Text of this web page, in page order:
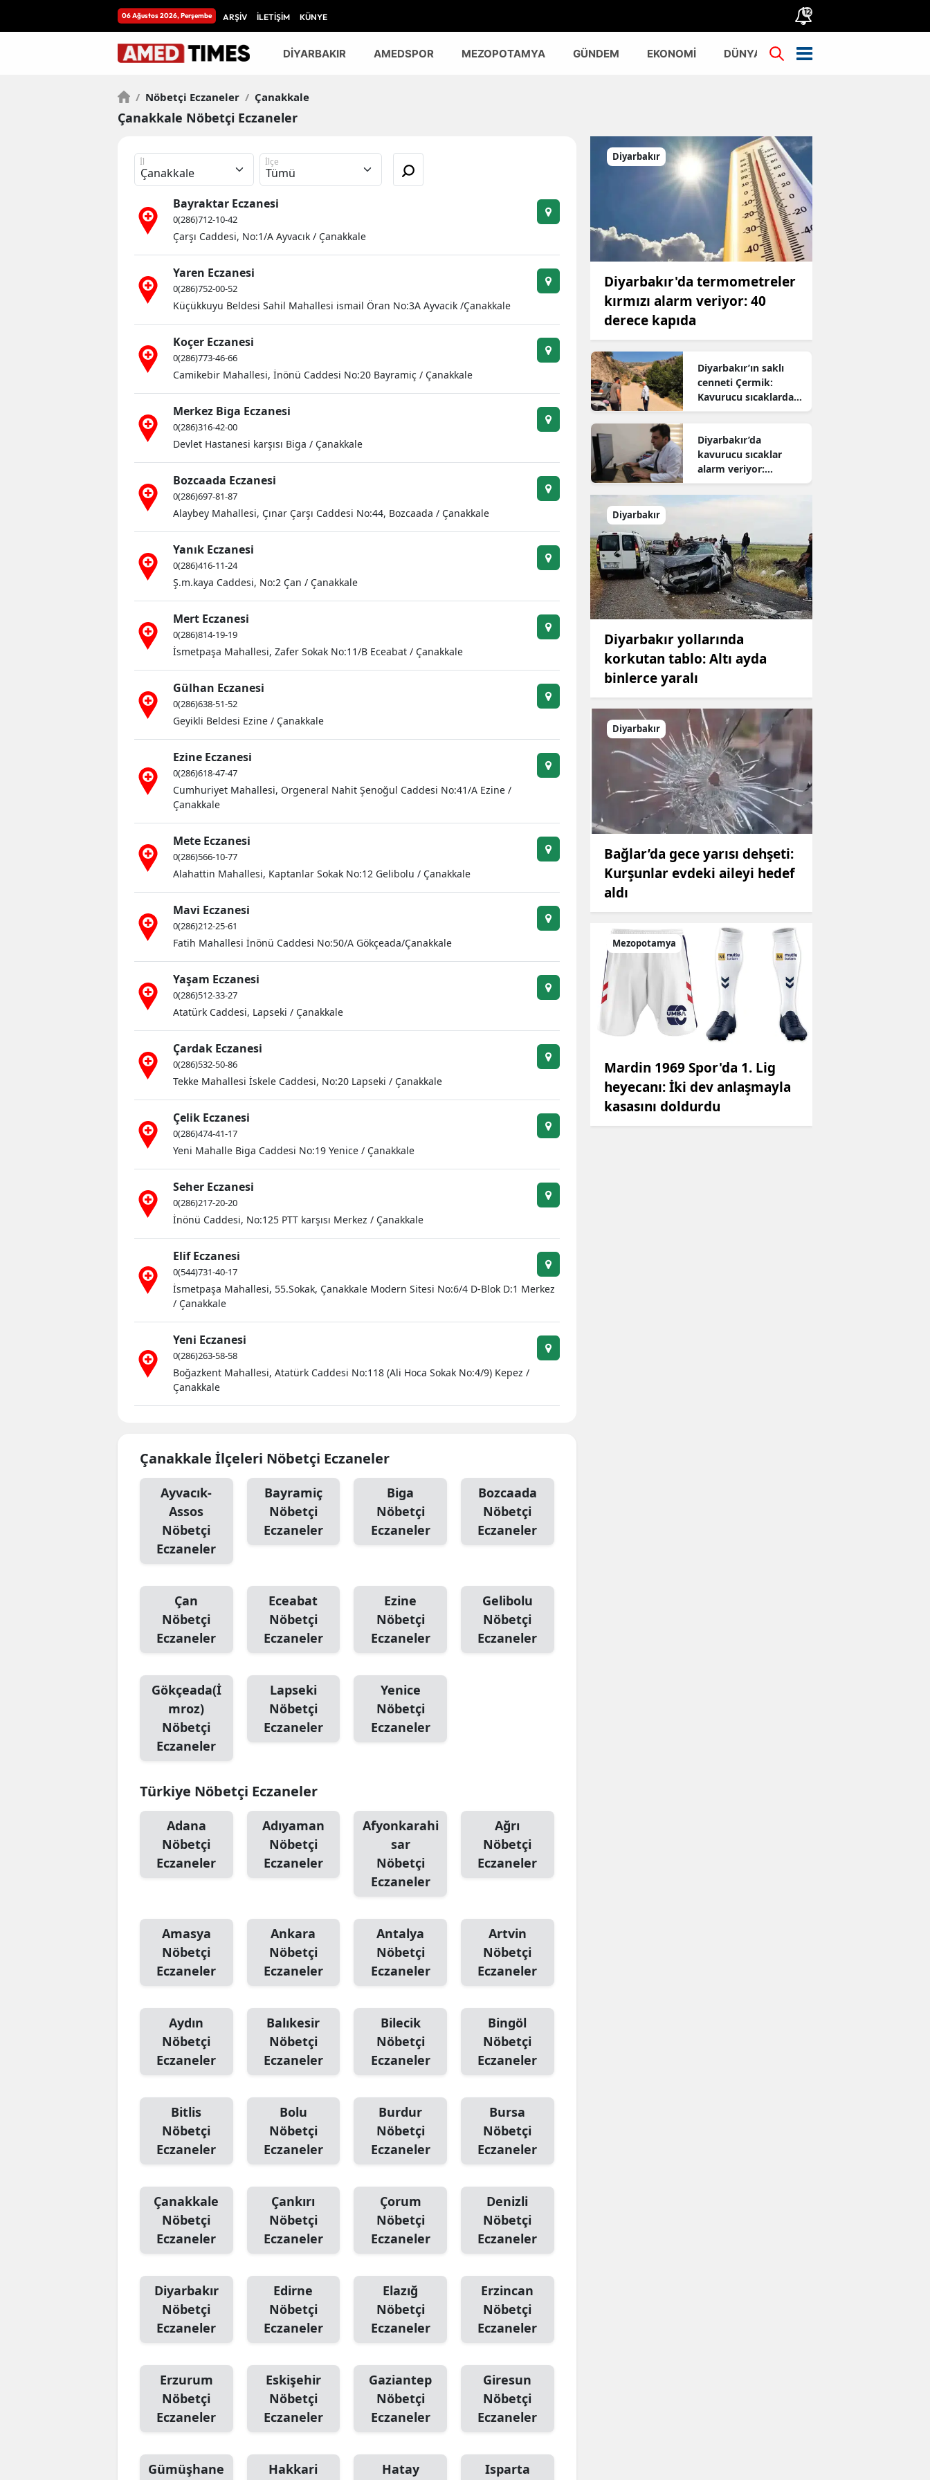
06 Ağustos 2026, Perşembe ARŞİV İLETİŞİM KÜNYE 12
DİYARBAKIR AMEDSPOR MEZOPOTAMYA GÜNDEM EKONOMİ DÜNYA TÜRKİYE
/ Nöbetçi Eczaneler / Çanakkale
Çanakkale Nöbetçi Eczaneler
İl İlçe
Bayraktar Eczanesi
0(286)712-10-42
Çarşı Caddesi, No:1/A Ayvacık / Çanakkale
Yaren Eczanesi
0(286)752-00-52
Küçükkuyu Beldesi Sahil Mahallesi ismail Öran No:3A Ayvacik /Çanakkale
Koçer Eczanesi
0(286)773-46-66
Camikebir Mahallesi, İnönü Caddesi No:20 Bayramiç / Çanakkale
Merkez Biga Eczanesi
0(286)316-42-00
Devlet Hastanesi karşısı Biga / Çanakkale
Bozcaada Eczanesi
0(286)697-81-87
Alaybey Mahallesi, Çınar Çarşı Caddesi No:44, Bozcaada / Çanakkale
Yanık Eczanesi
0(286)416-11-24
Ş.m.kaya Caddesi, No:2 Çan / Çanakkale
Mert Eczanesi
0(286)814-19-19
İsmetpaşa Mahallesi, Zafer Sokak No:11/B Eceabat / Çanakkale
Gülhan Eczanesi
0(286)638-51-52
Geyikli Beldesi Ezine / Çanakkale
Ezine Eczanesi
0(286)618-47-47
Cumhuriyet Mahallesi, Orgeneral Nahit Şenoğul Caddesi No:41/A Ezine /
Çanakkale
Mete Eczanesi
0(286)566-10-77
Alahattin Mahallesi, Kaptanlar Sokak No:12 Gelibolu / Çanakkale
Mavi Eczanesi
0(286)212-25-61
Fatih Mahallesi İnönü Caddesi No:50/A Gökçeada/Çanakkale
Yaşam Eczanesi
0(286)512-33-27
Atatürk Caddesi, Lapseki / Çanakkale
Çardak Eczanesi
0(286)532-50-86
Tekke Mahallesi İskele Caddesi, No:20 Lapseki / Çanakkale
Çelik Eczanesi
0(286)474-41-17
Yeni Mahalle Biga Caddesi No:19 Yenice / Çanakkale
Seher Eczanesi
0(286)217-20-20
İnönü Caddesi, No:125 PTT karşısı Merkez / Çanakkale
Elif Eczanesi
0(544)731-40-17
İsmetpaşa Mahallesi, 55.Sokak, Çanakkale Modern Sitesi No:6/4 D-Blok D:1 Merkez
/ Çanakkale
Yeni Eczanesi
0(286)263-58-58
Boğazkent Mahallesi, Atatürk Caddesi No:118 (Ali Hoca Sokak No:4/9) Kepez /
Çanakkale
Çanakkale İlçeleri Nöbetçi Eczaneler
Ayvacık-
Assos
Nöbetçi
Eczaneler
Bayramiç
Nöbetçi
Eczaneler
Biga
Nöbetçi
Eczaneler
Bozcaada
Nöbetçi
Eczaneler
Çan
Nöbetçi
Eczaneler
Eceabat
Nöbetçi
Eczaneler
Ezine
Nöbetçi
Eczaneler
Gelibolu
Nöbetçi
Eczaneler
Gökçeada(İ
mroz)
Nöbetçi
Eczaneler
Lapseki
Nöbetçi
Eczaneler
Yenice
Nöbetçi
Eczaneler
Türkiye Nöbetçi Eczaneler
Adana
Nöbetçi
Eczaneler
Adıyaman
Nöbetçi
Eczaneler
Afyonkarahi
sar
Nöbetçi
Eczaneler
Ağrı
Nöbetçi
Eczaneler
Amasya
Nöbetçi
Eczaneler
Ankara
Nöbetçi
Eczaneler
Antalya
Nöbetçi
Eczaneler
Artvin
Nöbetçi
Eczaneler
Aydın
Nöbetçi
Eczaneler
Balıkesir
Nöbetçi
Eczaneler
Bilecik
Nöbetçi
Eczaneler
Bingöl
Nöbetçi
Eczaneler
Bitlis
Nöbetçi
Eczaneler
Bolu
Nöbetçi
Eczaneler
Burdur
Nöbetçi
Eczaneler
Bursa
Nöbetçi
Eczaneler
Çanakkale
Nöbetçi
Eczaneler
Çankırı
Nöbetçi
Eczaneler
Çorum
Nöbetçi
Eczaneler
Denizli
Nöbetçi
Eczaneler
Diyarbakır
Nöbetçi
Eczaneler
Edirne
Nöbetçi
Eczaneler
Elazığ
Nöbetçi
Eczaneler
Erzincan
Nöbetçi
Eczaneler
Erzurum
Nöbetçi
Eczaneler
Eskişehir
Nöbetçi
Eczaneler
Gaziantep
Nöbetçi
Eczaneler
Giresun
Nöbetçi
Eczaneler
Gümüşhane
Hakkari
Hatay
Isparta
Diyarbakır
Diyarbakır'da termometreler
kırmızı alarm veriyor: 40
derece kapıda
Diyarbakır’ın saklı
cenneti Çermik:
Kavurucu sıcaklardan
kaçanların yeni adresi
Diyarbakır’da
kavurucu sıcaklar
alarm veriyor:
Uzmanından hayati
uyarı
Diyarbakır
Diyarbakır yollarında
korkutan tablo: Altı ayda
binlerce yaralı
Diyarbakır
Bağlar’da gece yarısı dehşeti:
Kurşunlar evdeki aileyi hedef
aldı
Mezopotamya
Mardin 1969 Spor'da 1. Lig
heyecanı: İki dev anlaşmayla
kasasını doldurdu